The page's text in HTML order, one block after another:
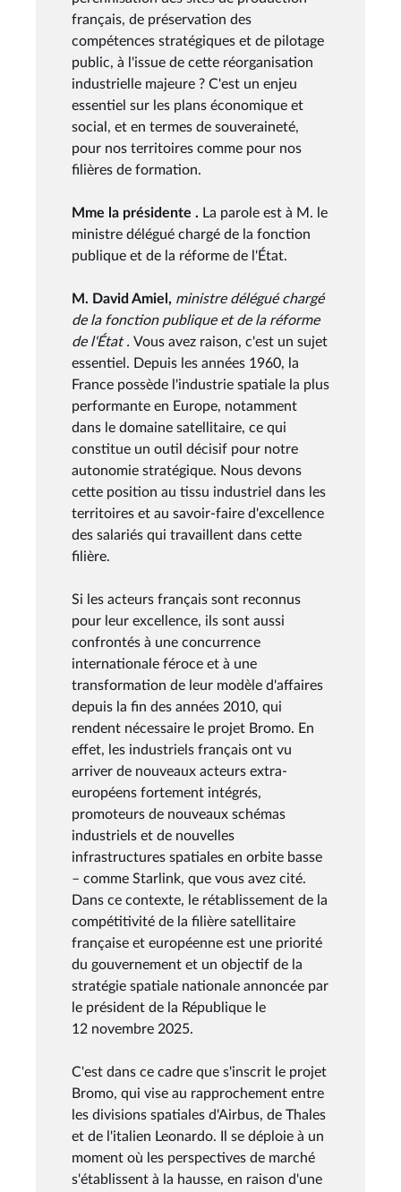
français, de préservation des
compétences stratégiques et de pilotage
public, à l'issue de cette réorganisation
industrielle majeure ? C'est un enjeu
essentiel sur les plans économique et
social, et en termes de souveraineté,
pour nos territoires comme pour nos
filières de formation.
Mme la présidente . La parole est à M. le
ministre délégué chargé de la fonction
publique et de la réforme de l'État.
M. David Amiel, ministre délégué chargé
de la fonction publique et de la réforme
de l'État . Vous avez raison, c'est un sujet
essentiel. Depuis les années 1960, la
France possède l'industrie spatiale la plus
performante en Europe, notamment
dans le domaine satellitaire, ce qui
constitue un outil décisif pour notre
autonomie stratégique. Nous devons
cette position au tissu industriel dans les
territoires et au savoir-faire d'excellence
des salariés qui travaillent dans cette
filière.
Si les acteurs français sont reconnus
pour leur excellence, ils sont aussi
confrontés à une concurrence
internationale féroce et à une
transformation de leur modèle d'affaires
depuis la fin des années 2010, qui
rendent nécessaire le projet Bromo. En
effet, les industriels français ont vu
arriver de nouveaux acteurs extra-
européens fortement intégrés,
promoteurs de nouveaux schémas
industriels et de nouvelles
infrastructures spatiales en orbite basse
– comme Starlink, que vous avez cité.
Dans ce contexte, le rétablissement de la
compétitivité de la filière satellitaire
française et européenne est une priorité
du gouvernement et un objectif de la
stratégie spatiale nationale annoncée par
le président de la République le
12 novembre 2025.
C'est dans ce cadre que s'inscrit le projet
Bromo, qui vise au rapprochement entre
les divisions spatiales d'Airbus, de Thales
et de l'italien Leonardo. Il se déploie à un
moment où les perspectives de marché
s'établissent à la hausse, en raison d'une